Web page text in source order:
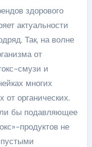
здорового
актуальности
Так, на волне
от
смузи и
многих
от органических.
бы подавляющее
продуктов не